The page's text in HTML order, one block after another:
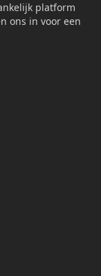
platform
ons in voor een